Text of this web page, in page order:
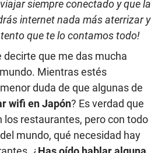
siempre conectado y que la
internet nada más aterrizar y
que te lo contamos todo!
que me das mucha
Mientras estés
duda de que algunas de
wifi en Japón? Es verdad que
restaurantes, pero con todo
mundo, qué necesidad hay